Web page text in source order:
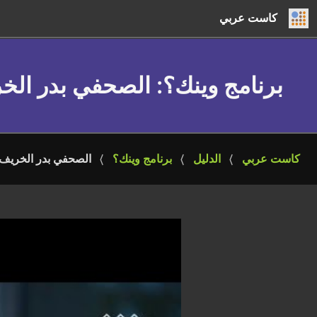
كاست عربي
برنامج وينك؟: الصحفي بدر
كاست عربي الدليل برنامج وينك؟ الصحفي بدر